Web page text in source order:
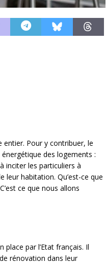
Pour y contribuer, le
des logements :
inciter les particuliers à
leur habitation. Qu’est-ce que
ce que nous allons
par l’Etat français. Il
rénovation dans leur